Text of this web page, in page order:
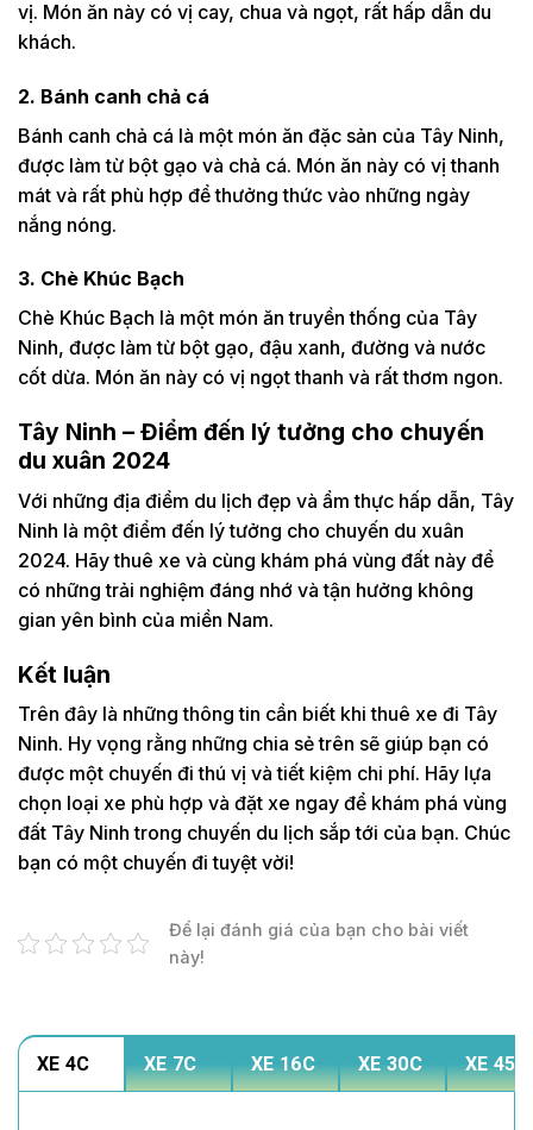
vị. Món ăn này có vị cay, chua và ngọt, rất hấp dẫn du
khách.
2. Bánh canh chả cá
Bánh canh chả cá là một món ăn đặc sản của Tây Ninh,
được làm từ bột gạo và chả cá. Món ăn này có vị thanh
mát và rất phù hợp để thưởng thức vào những ngày
nắng nóng.
3. Chè Khúc Bạch
Chè Khúc Bạch là một món ăn truyền thống của Tây
Ninh, được làm từ bột gạo, đậu xanh, đường và nước
cốt dừa. Món ăn này có vị ngọt thanh và rất thơm ngon.
Tây Ninh – Điểm đến lý tưởng cho chuyến
du xuân 2024
Với những địa điểm du lịch đẹp và ẩm thực hấp dẫn, Tây
Ninh là một điểm đến lý tưởng cho chuyến du xuân
2024. Hãy thuê xe và cùng khám phá vùng đất này để
có những trải nghiệm đáng nhớ và tận hưởng không
gian yên bình của miền Nam.
Kết luận
Trên đây là những thông tin cần biết khi thuê xe đi Tây
Ninh. Hy vọng rằng những chia sẻ trên sẽ giúp bạn có
được một chuyến đi thú vị và tiết kiệm chi phí. Hãy lựa
chọn loại xe phù hợp và đặt xe ngay để khám phá vùng
đất Tây Ninh trong chuyến du lịch sắp tới của bạn. Chúc
bạn có một chuyến đi tuyệt vời!
Để lại đánh giá của bạn cho bài viết
này!
XE 4C XE 7C XE 16C XE 30C XE 45C